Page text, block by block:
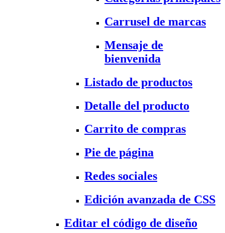
Carrusel de marcas
Mensaje de
bienvenida
Listado de productos
Detalle del producto
Carrito de compras
Pie de página
Redes sociales
Edición avanzada de CSS
Editar el código de diseño